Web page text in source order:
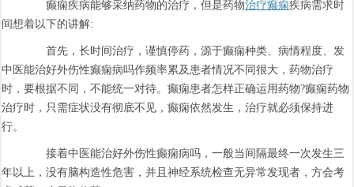
癫痫疾病能够采纳药物的治疗，但是药物治疗癫痫疾病需求时
间想着以下的讲解:
首先，长时间治疗，谨慎停药，源于癫痫种类、病情程度、发
中医能治好外伤性癫痫病吗作频率累及患者情况不同很大，药物治疗
时，要根据不同，不能统一对待。癫痫患者怎样正确运用药物?癫痫药物
治疗时，只需症状没有彻底不见，癫痫依然发生，治疗就必须保持进
行。
接着中医能治好外伤性癫痫病吗，一般当间隔最终一次发生三
年以上，没有脑构造性危害，并且神经系统检查无异常发现者，方会考